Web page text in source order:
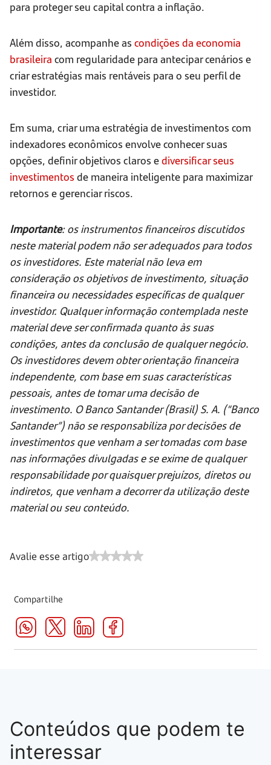
para proteger seu capital contra a inflação.
Além disso, acompanhe as condições da economia
brasileira com regularidade para antecipar cenários e
criar estratégias mais rentáveis para o seu perfil de
investidor.
Em suma, criar uma estratégia de investimentos com
indexadores econômicos envolve conhecer suas
opções, definir objetivos claros ediversificar seus
investimentos de maneira inteligente para maximizar
retornos e gerenciar riscos.
Importante: os instrumentos financeiros discutidos
neste material podem não ser adequados para todos
os investidores. Este material não leva em
consideração os objetivos de investimento, situação
financeira ou necessidades específicas de qualquer
investidor. Qualquer informação contemplada neste
material deve ser confirmada quanto às suas
condições, antes da conclusão de qualquer negócio.
Os investidores devem obter orientação financeira
independente, com base em suas características
pessoais, antes de tomar uma decisão de
investimento. O Banco Santander (Brasil) S. A. (“Banco
Santander”) não se responsabiliza por decisões de
investimentos que venham a ser tomadas com base
nas informações divulgadas e se exime de qualquer
responsabilidade por quaisquer prejuízos, diretos ou
indiretos, que venham a decorrer da utilização deste
material ou seu conteúdo.
Avalie esse artigo
Compartilhe
Conteúdos que podem te
interessar